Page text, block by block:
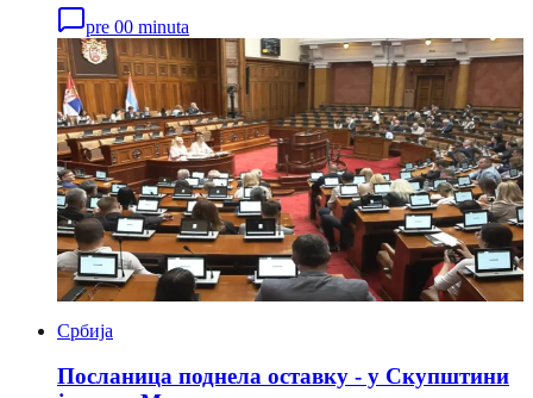
pre 00 minuta
Србија
Посланица поднела оставку - у Скупштини